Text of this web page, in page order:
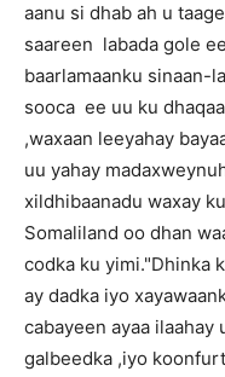
aanu si dhab ah u
saareen labada gole
baarlamaanku sinaan-
sooca ee uu ku
,waxaan leeyahay
uu yahay
xildhibaanadu waxay
Somaliland oo dhan
codka ku yimi."Dhinka
ay dadka iyo
cabayeen ayaa ilaahay
galbeedka ,iyo